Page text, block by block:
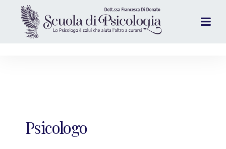
Psicologo